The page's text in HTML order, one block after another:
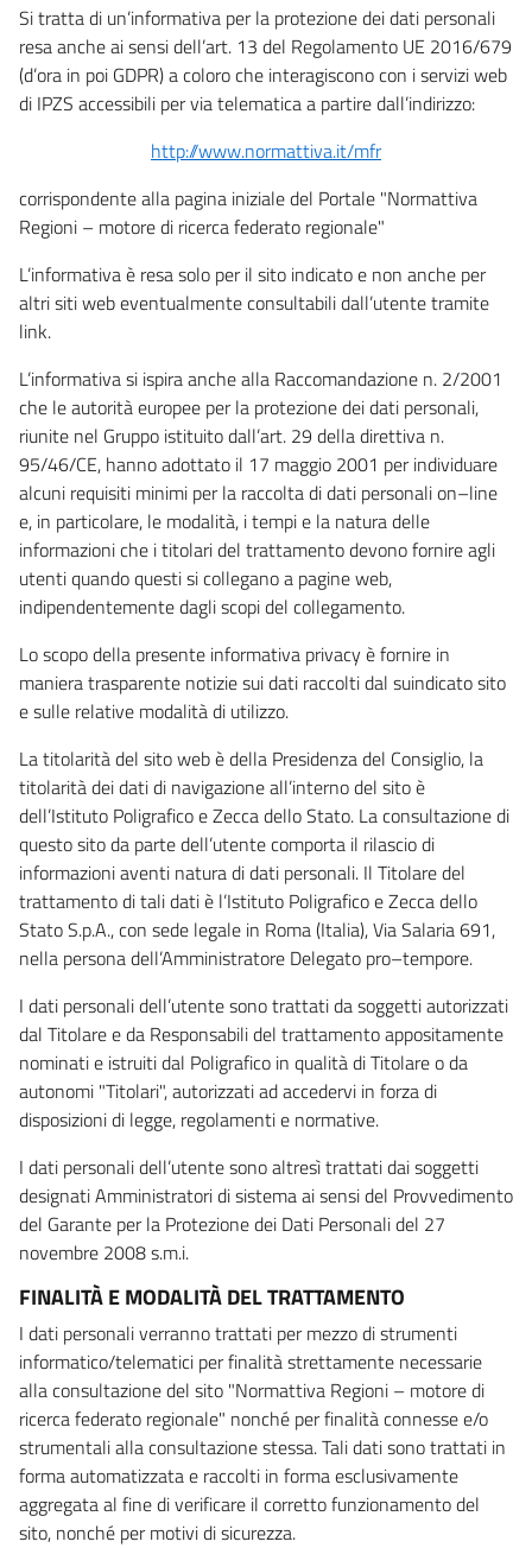
Si tratta di un’informativa per la protezione dei dati personali
resa anche ai sensi dell’art. 13 del Regolamento UE 2016/679
(d’ora in poi GDPR) a coloro che interagiscono con i servizi web
di IPZS accessibili per via telematica a partire dall’indirizzo:
http://www.normattiva.it/mfr
corrispondente alla pagina iniziale del Portale "Normattiva
Regioni – motore di ricerca federato regionale"
L’informativa è resa solo per il sito indicato e non anche per
altri siti web eventualmente consultabili dall’utente tramite
link.
L’informativa si ispira anche alla Raccomandazione n. 2/2001
che le autorità europee per la protezione dei dati personali,
riunite nel Gruppo istituito dall’art. 29 della direttiva n.
95/46/CE, hanno adottato il 17 maggio 2001 per individuare
alcuni requisiti minimi per la raccolta di dati personali on–line
e, in particolare, le modalità, i tempi e la natura delle
informazioni che i titolari del trattamento devono fornire agli
utenti quando questi si collegano a pagine web,
indipendentemente dagli scopi del collegamento.
Lo scopo della presente informativa privacy è fornire in
maniera trasparente notizie sui dati raccolti dal suindicato sito
e sulle relative modalità di utilizzo.
La titolarità del sito web è della Presidenza del Consiglio, la
titolarità dei dati di navigazione all’interno del sito è
dell’Istituto Poligrafico e Zecca dello Stato. La consultazione di
questo sito da parte dell’utente comporta il rilascio di
informazioni aventi natura di dati personali. Il Titolare del
trattamento di tali dati è l’Istituto Poligrafico e Zecca dello
Stato S.p.A., con sede legale in Roma (Italia), Via Salaria 691,
nella persona dell’Amministratore Delegato pro–tempore.
I dati personali dell’utente sono trattati da soggetti autorizzati
dal Titolare e da Responsabili del trattamento appositamente
nominati e istruiti dal Poligrafico in qualità di Titolare o da
autonomi "Titolari", autorizzati ad accedervi in forza di
disposizioni di legge, regolamenti e normative.
I dati personali dell’utente sono altresì trattati dai soggetti
designati Amministratori di sistema ai sensi del Provvedimento
del Garante per la Protezione dei Dati Personali del 27
novembre 2008 s.m.i.
FINALITÀ E MODALITÀ DEL TRATTAMENTO
I dati personali verranno trattati per mezzo di strumenti
informatico/telematici per finalità strettamente necessarie
alla consultazione del sito "Normattiva Regioni – motore di
ricerca federato regionale" nonché per finalità connesse e/o
strumentali alla consultazione stessa. Tali dati sono trattati in
forma automatizzata e raccolti in forma esclusivamente
aggregata al fine di verificare il corretto funzionamento del
sito, nonché per motivi di sicurezza.